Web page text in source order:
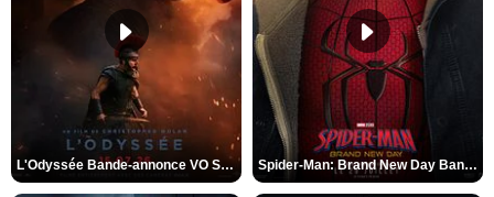
L'Odyssée Bande-annonce VO STFR Spider-Man: Brand New Day Bande-annonce VO STFR